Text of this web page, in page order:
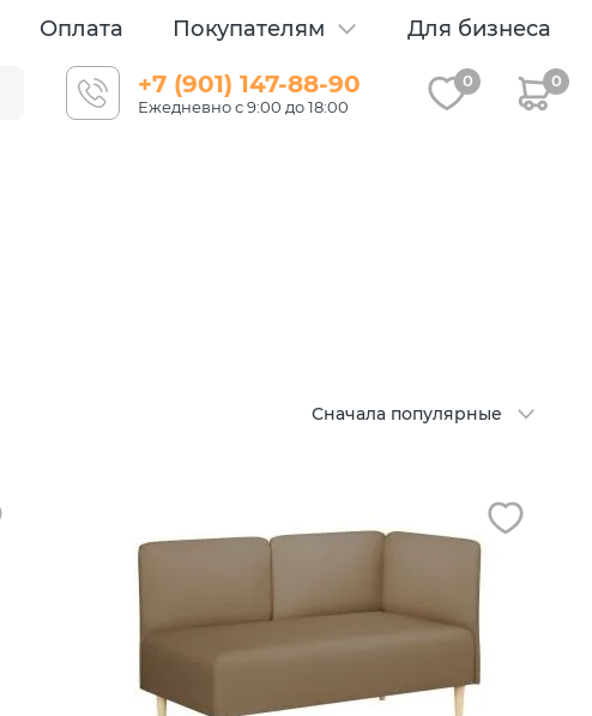
Оплата Покупателям Для бизнеса
+7 (901) 147-88-90
Ежедневно с 9:00 до 18:00
0 0
Сначала популярные